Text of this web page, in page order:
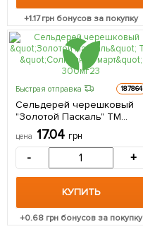
+1.17грн бонусов за покупку
Быстрая отправка 187864
Сельдерей черешковый
"Золотой Паскаль" ТМ
"Солнечный март" 300мг
цена 17.04 грн
- +
КУПИТЬ
+0.68 грн бонусов за покупку